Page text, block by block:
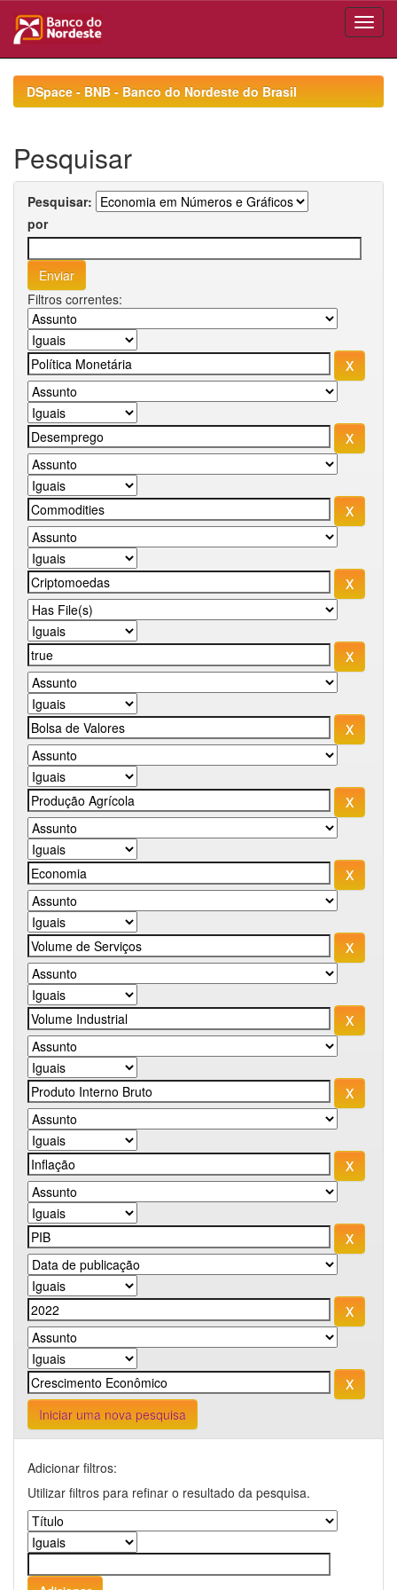
navigationDSpace - BNB - Banco do Nordeste do Brasil
Pesquisar
Pesquisar:
por
Filtros correntes:
Iniciar uma nova pesquisa
Adicionar filtros:
Utilizar filtros para refinar o resultado da pesquisa.